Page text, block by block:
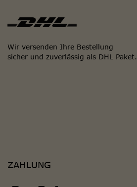
Wir versenden Ihre Bestellung
sicher und zuverlässig als DHL Paket.
ZAHLUNG